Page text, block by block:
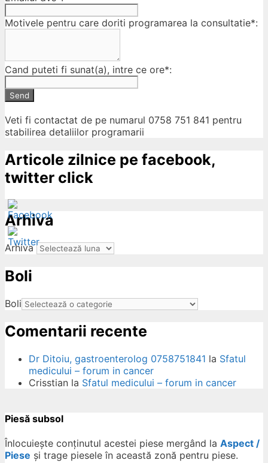
Motivele pentru care doriti programarea la consultatie*:
Cand puteti fi sunat(a), intre ce ore*:
Send
Veti fi contactat de pe numarul 0758 751 841 pentru
stabilirea detaliilor programarii
Articole zilnice pe facebook,
twitter click
Arhiva
Arhiva
Boli
Boli
Comentarii recente
Dr Ditoiu, gastroenterolog 0758751841 la Sfatul
medicului – forum in cancer
Crisstian la Sfatul medicului – forum in cancer
Piesă subsol
Înlocuiește conținutul acestei piese mergând la Aspect /
Piese și trage piesele în această zonă pentru piese.